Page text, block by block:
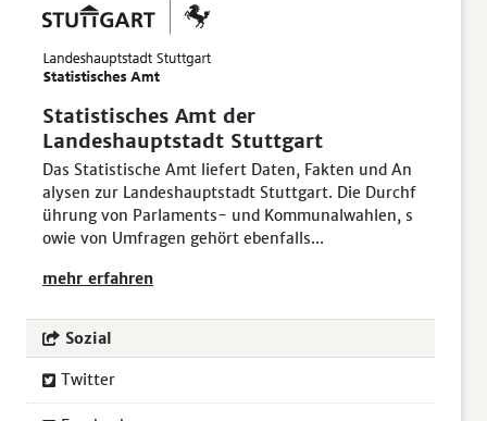
Statistisches Amt der
Landeshauptstadt Stuttgart
Das Statistische Amt liefert Daten, Fakten und An
alysen zur Landeshauptstadt Stuttgart. Die Durchf
ührung von Parlaments- und Kommunalwahlen, s
owie von Umfragen gehört ebenfalls...
mehr erfahren
Sozial
Twitter